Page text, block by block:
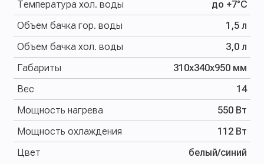
Температура хол. воды
до +7°С
Объем бачка гор. воды
1,5 л
Объем бачка хол. воды
3,0 л
Габариты
310х340х950 мм
Вес
14
Мощность нагрева
550 Вт
Мощность охлаждения
112 Вт
Цвет
белый/синий